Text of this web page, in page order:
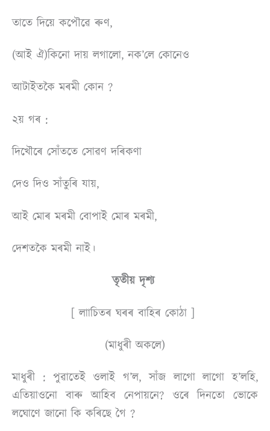
তাতে দিয়ে কপৌৱে ৰুণ,
(আই ঐ)কিনাে দায় লগালো, নক’লে কোনেও
আটাইতকৈ মৰমী কোন ?
২য় গৰ :
দিখৌৰে সোঁততে সােৱণ দৰিকণা
দেও দিও সাঁতুৰি যায়,
আই মােৰ মৰমী বােপাই মােৰ মৰমী,
দেশতকৈ মৰমী নাই।
তৃতীয় দৃশ্য
[ লাাচিতৰ ঘৰৰ বাহিৰ কোঠা ]
(মাধুৰী অকলে)
মাধুৰী : পুৱাতেই ওলাই গ’ল, সাঁজ লাগাে লাগাে হ’লহি,
এতিয়াওনাে বাৰু আহিব নেপায়নে? ওৰে দিনতাে ভােকে
লঘােণে জানাে কি কৰিছে গৈ ?